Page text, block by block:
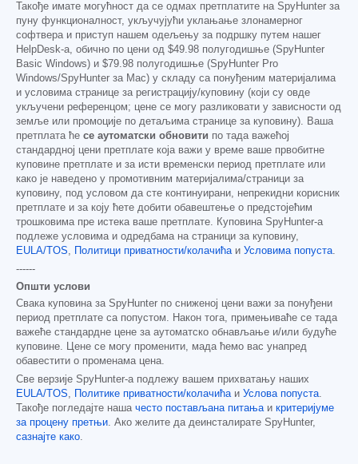
Такође имате могућност да се одмах претплатите на SpyHunter за
пуну функционалност, укључујући уклањање злонамерног
софтвера и приступ нашем одељењу за подршку путем нашег
HelpDesk-а, обично по цени од $49.98 полугодишње (SpyHunter
Basic Windows) и $79.98 полугодишње (SpyHunter Pro
Windows/SpyHunter за Mac) у складу са понуђеним материјалима
и условима странице за регистрацију/куповину (који су овде
укључени референцом; цене се могу разликовати у зависности од
земље или промоције по детаљима странице за куповину). Ваша
претплата ће се аутоматски обновити по тада важећој
стандардној цени претплате која важи у време ваше првобитне
куповине претплате и за исти временски период претплате или
како је наведено у промотивним материјалима/страници за
куповину, под условом да сте континуирани, непрекидни корисник
претплате и за коју ћете добити обавештење о предстојећим
трошковима пре истека ваше претплате. Куповина SpyHunter-а
подлеже условима и одредбама на страници за куповину,
EULA/TOS, Политици приватности/колачићаи Условима попуста.
------
Општи услови
Свака куповина за SpyHunter по сниженој цени важи за понуђени
период претплате са попустом. Након тога, примењиваће се тада
важеће стандардне цене за аутоматско обнављање и/или будуће
куповине. Цене се могу променити, мада ћемо вас унапред
обавестити о променама цена.
Све верзије SpyHunter-а подлежу вашем прихватању наших
EULA/TOS, Политике приватности/колачићаи Услова попуста.
Такође погледајте наша често постављана питањаи критеријуме
за процену претњи. Ако желите да деинсталирате SpyHunter,
сазнајте како.